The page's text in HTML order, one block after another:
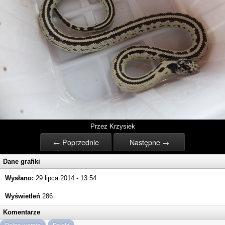
Przez Krzysiek
← Poprzednie Następne →
Dane grafiki
Wysłano: 29 lipca 2014 - 13:54
Wyświetleń 286
Komentarze